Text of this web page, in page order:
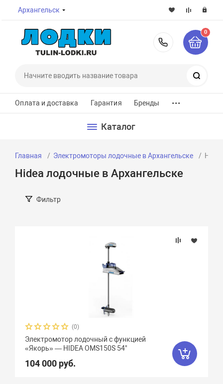
Архангельск
8-800-
0
Оплата и доставка Гарантия Бренды ...
Каталог
Главная Электромоторы лодочные в Архангельске
Hidea лодочные в Архангельске
Фильтр
Аккумулятор
(0)
Электромотор лодочный с функцией
«Якорь» — HIDEA OMS150S 54"
104 000 руб.